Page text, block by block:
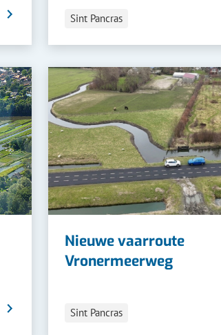
CategorieënSint Pancras
Categorieën
Nieuwe vaarroute
Vronermeerweg
Sint Pancras